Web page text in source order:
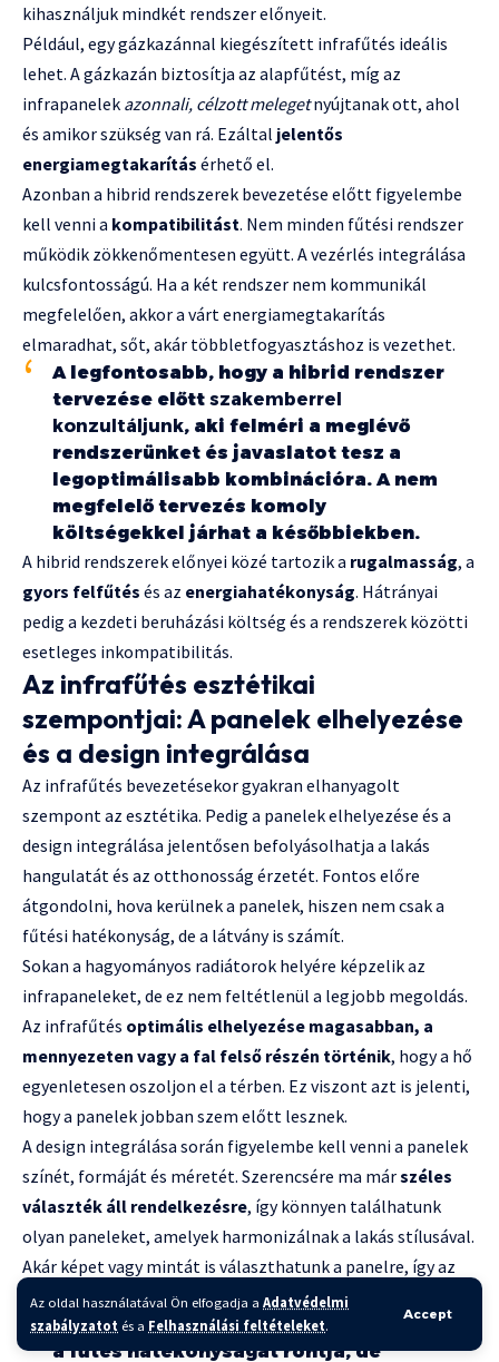
Az oldal használatával Ön elfogadja a Adatvédelmi
szabályzatot és a Felhasználási feltételeket.
Accept
kihasználjuk mindkét rendszer előnyeit.
Például, egy gázkazánnal kiegészített infrafűtés ideális
lehet. A gázkazán biztosítja az alapfűtést, míg az
infrapanelek azonnali, célzott melegetnyújtanak ott, ahol
és amikor szükség van rá. Ezáltal jelentős
energiamegtakarítás érhető el.
Azonban a hibrid rendszerek bevezetése előtt figyelembe
kell venni a kompatibilitást. Nem minden fűtési rendszer
működik zökkenőmentesen együtt. A vezérlés integrálása
kulcsfontosságú. Ha a két rendszer nem kommunikál
megfelelően, akkor a várt energiamegtakarítás
elmaradhat, sőt, akár többletfogyasztáshoz is vezethet.
A legfontosabb, hogy a hibrid rendszer
tervezése előtt szakemberrel
konzultáljunk, aki felméri a meglévő
rendszerünket és javaslatot tesz a
legoptimálisabb kombinációra. A nem
megfelelő tervezés komoly
költségekkel járhat a későbbiekben.
A hibrid rendszerek előnyei közé tartozik a rugalmasság, a
gyors felfűtés és az energiahatékonyság. Hátrányai
pedig a kezdeti beruházási költség és a rendszerek közötti
esetleges inkompatibilitás.
Az infrafűtés esztétikai
szempontjai: A panelek elhelyezése
és a design integrálása
Az infrafűtés bevezetésekor gyakran elhanyagolt
szempont az esztétika. Pedig a panelek elhelyezése és a
design integrálása jelentősen befolyásolhatja a lakás
hangulatát és az otthonosság érzetét. Fontos előre
átgondolni, hova kerülnek a panelek, hiszen nem csak a
fűtési hatékonyság, de a látvány is számít.
Sokan a hagyományos radiátorok helyére képzelik az
infrapaneleket, de ez nem feltétlenül a legjobb megoldás.
Az infrafűtés optimális elhelyezése magasabban, a
mennyezeten vagy a fal felső részén történik, hogy a hő
egyenletesen oszoljon el a térben. Ez viszont azt is jelenti,
hogy a panelek jobban szem előtt lesznek.
A design integrálása során figyelembe kell venni a panelek
színét, formáját és méretét. Szerencsére ma márszéles
választék áll rendelkezésre, így könnyen találhatunk
olyan paneleket, amelyek harmonizálnak a lakás stílusával.
Akár képet vagy mintát is választhatunk a panelre, így az
szinte beleolvad a környezetébe.
A nem megfelelő elhelyezés nem csak
a fűtés hatékonyságát rontja, de